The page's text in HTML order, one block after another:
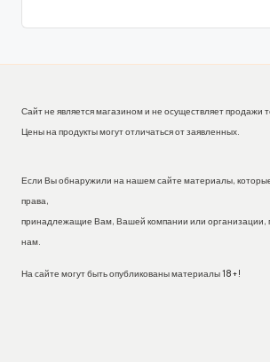
Сайт не является магазином и не осуществляет продажи
Цены на продукты могут отличаться от заявленных.
Если Вы обнаружили на нашем сайте материалы,
права,
принадлежащие Вам, Вашей компании или организации,
нам.
На сайте могут быть опубликованы материалы 18+!